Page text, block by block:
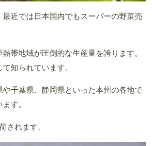
近では日本国内でもスーパーの野菜売
帯地域が圧倒的な生産量を誇ります。
知られています。
千葉県、静岡県といった本州の各地で
す。
されます。